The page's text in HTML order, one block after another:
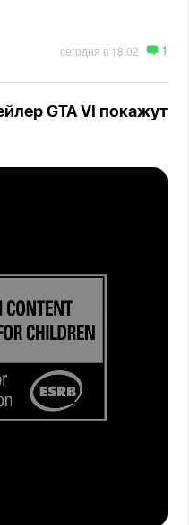
сегодня в 18:02 1
GTA VI покажут